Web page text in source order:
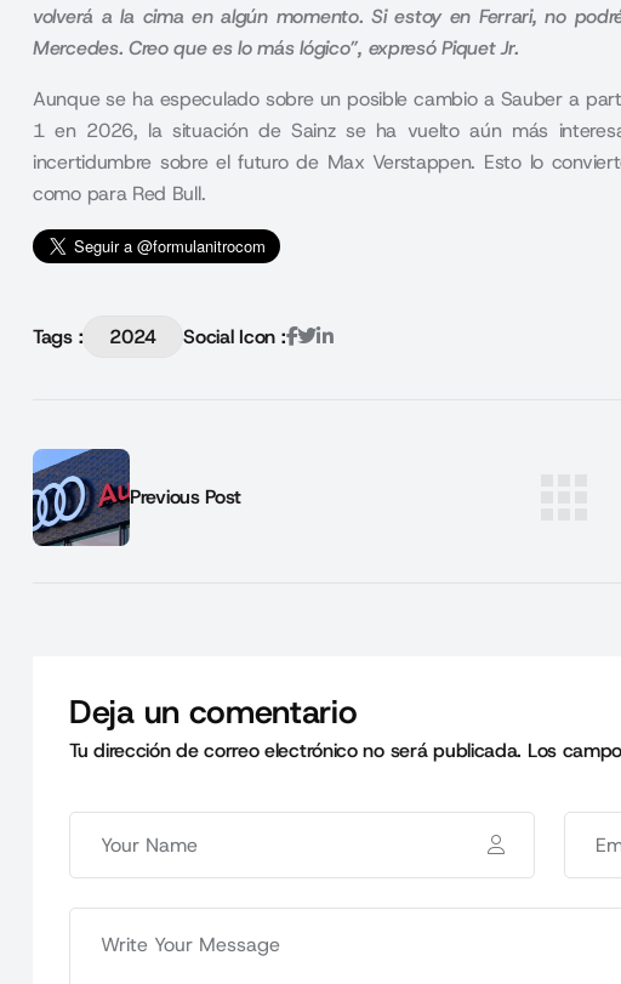
volverá a la cima en algún momento. Si estoy en Ferrari, no
Mercedes. Creo que es lo más lógico”, expresó Piquet Jr.
Aunque se ha especulado sobre un posible cambio a Sauber a
1 en 2026, la situación de Sainz se ha vuelto aún más
incertidumbre sobre el futuro de Max Verstappen. Esto lo
como para Red Bull.
Tags : 2024 Social Icon :
Previous Post
Deja un comentario
Tu dirección de correo electrónico no será publicada. Los